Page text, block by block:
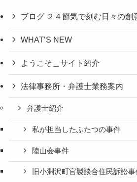
ブログ ２４節気で刻む日々の創
WHAT’S NEW
ようこそ＿サイト紹介
法律事務所・弁護士業務案内
弁護士紹介
私が担当したふたつの事件
陸山会事件
旧小淵沢町官製談合住民訴訟事